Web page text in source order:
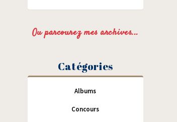
Ou parcourez mes archives...
Catégories
Albums
Concours